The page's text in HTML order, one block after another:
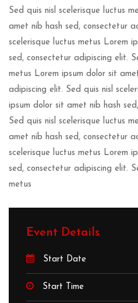
Sed quis nisl scelerisque luctus
amet nib hash sed, consectetur
scelerisque luctus metus Lorem
sed, consectetur adipiscing elit.
metus Lorem ipsum dolor sit
adipiscing elit. Sed quis nisl
ipsum dolor sit amet nib hash
Sed quis nisl scelerisque luctus
amet nib hash sed, consectetur
scelerisque luctus metus Lorem
sed, consectetur adipiscing elit.
metus
Event Details
Start Date
Start Time